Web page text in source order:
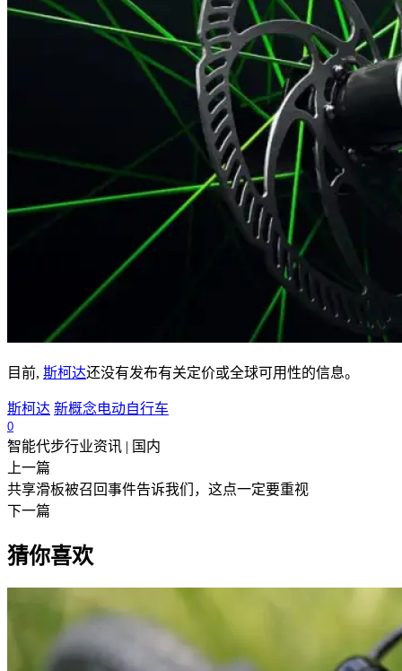
目前, 斯柯达还没有发布有关定价或全球可用性的信息。
斯柯达 新概念电动自行车
0
智能代步行业资讯 | 国内
上一篇
共享滑板被召回事件告诉我们，这点一定要重视
下一篇
猜你喜欢